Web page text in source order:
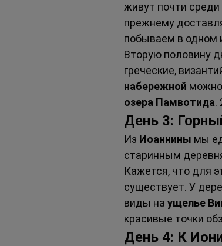
живут почти среди
прежнему
побываем в одном
Вторую половину
греческие,
набережной
озера Памвотида.
День 3:
Из Иоаннины мы
старинным
Кажется, что для
существует. У
виды на ущелье
красивые точки
День 4: К